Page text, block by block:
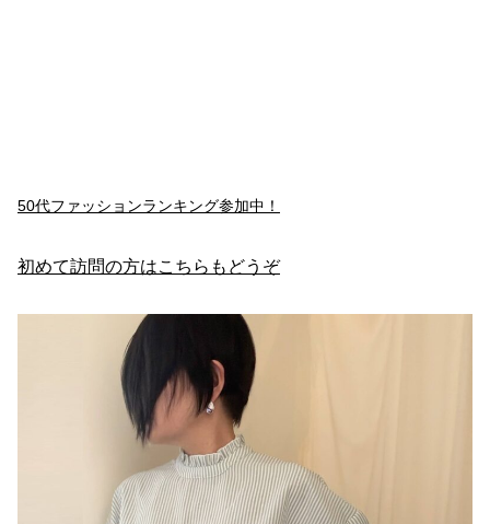
50代ファッションランキング参加中！
初めて訪問の方はこちらもどうぞ